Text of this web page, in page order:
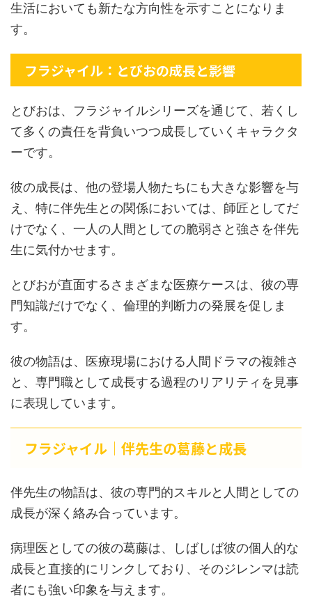
生活においても新たな方向性を示すことになりま
す。
フラジャイル：とびおの成長と影響
とびおは、フラジャイルシリーズを通じて、若くし
て多くの責任を背負いつつ成長していくキャラクタ
ーです。
彼の成長は、他の登場人物たちにも大きな影響を与
え、特に伴先生との関係においては、師匠としてだ
けでなく、一人の人間としての脆弱さと強さを伴先
生に気付かせます。
とびおが直面するさまざまな医療ケースは、彼の専
門知識だけでなく、倫理的判断力の発展を促しま
す。
彼の物語は、医療現場における人間ドラマの複雑さ
と、専門職として成長する過程のリアリティを見事
に表現しています。
フラジャイル｜伴先生の葛藤と成長
伴先生の物語は、彼の専門的スキルと人間としての
成長が深く絡み合っています。
病理医としての彼の葛藤は、しばしば彼の個人的な
成長と直接的にリンクしており、そのジレンマは読
者にも強い印象を与えます。